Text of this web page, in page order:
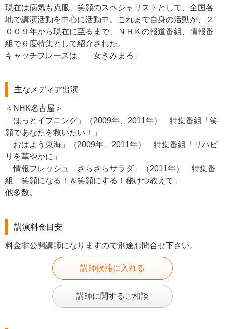
現在は病気も克服、笑顔のスペシャリストとして、全国各
地で講演活動を中心に活動中。これまで自身の活動が、２
００９年から現在に至るまで、ＮＨＫの報道番組、情報番
組で６度特集として紹介された。
キャッチフレーズは、「女きみまろ」
主なメディア出演
＜NHK名古屋＞
「ほっとイブニング」（2009年、2011年） 特集番組「笑
顔であなたを救いたい！」
「おはよう東海」（2009年、2011年） 特集番組「リハビ
リを華やかに」
「情報フレッシュ さらさらサラダ」（2011年） 特集番
組「笑顔になる！＆笑顔にする！秘けつ教えて」
他多数。
講演料金目安
料金非公開講師になりますので別途お問合せ下さい。
講師候補に入れる
講師に関するご相談